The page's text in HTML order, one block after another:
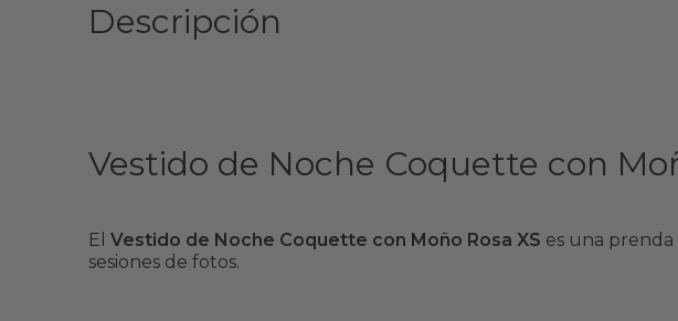
Descripción
Vestido de Noche Coquette con
El Vestido de Noche Coquette con Moño Rosa XS es una prenda
sesiones de fotos.